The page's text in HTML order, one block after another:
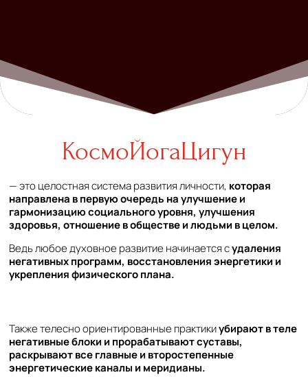
КосмоЙогаЦигун
— это целостная система развития личности, которая
направлена в первую очередь на улучшение и
гармонизацию социального уровня, улучшения
здоровья, отношение в обществе и людьми в целом.
Ведь любое духовное развитие начинается судаления
негативных программ, восстановления энергетики и
укрепления физического плана.
Также телесно ориентированные практикиубирают в теле
негативные блоки и прорабатывают суставы,
раскрывают все главные и второстепенные
энергетические каналы и меридианы.